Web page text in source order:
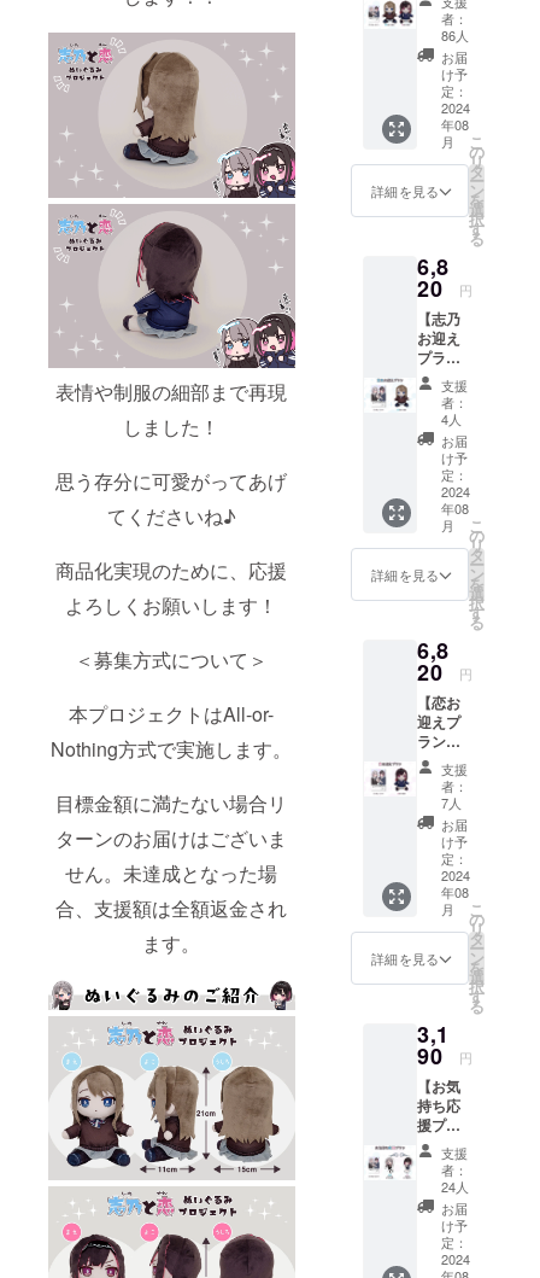
表情や制服の細部まで再現
しました！
思う存分に可愛がってあげ
てくださいね♪
商品化実現のために、応援
よろしくお願いします！
＜募集方式について＞
本プロジェクトはAll-or-
Nothing方式で実施します。
目標金額に満たない場合リ
ターンのお届けはございま
せん。未達成となった場
合、支援額は全額返金され
ます。
りま
す。
リー 画
像はイ
メージ
です。
金額に
は消費
（10%
）と送
料990円
・サン
キュー
レター
・志乃
ぬいぐ
るみ ・
恋ぬい
ぐるみ
画像は
イメー
ジで
消費税
（10%
）と送
料770円
を含ん
でおり
ます。
者：
86人
お届
け予
定：
2024
年08
月
詳細を見る
こ
の
リ
タ
ー
ン
を
選
択
す
る
6,8
20 円
【志乃
お迎え
プラ
ン】 ・
サン
キュー
レター
・志乃
ぬいぐ
るみ 画
像はイ
メージ
です。
金額に
は消費
）と送
料770円
を含ん
でおり
ます。
支援
者：
4人
お届
け予
定：
2024
年08
月
詳細を見る
こ
の
リ
タ
ー
ン
を
選
択
す
る
6,8
20 円
【恋お
迎えプ
ラン】
・サン
キュー
レター
・恋ぬ
いぐる
はイ
メージ
です。
金額に
は消費
税
料770円
を含ん
でおり
ます。
支援
者：
7人
お届
け予
定：
2024
年08
月
詳細を見る
こ
の
リ
タ
ー
ン
を
選
択
す
る
3,1
90 円
【お気
持ち応
援プラ
ン】 ・
サン
キュー
レター
・志乃
アクリ
ルキー
支援
者：
24人
お届
け予
定：
2024